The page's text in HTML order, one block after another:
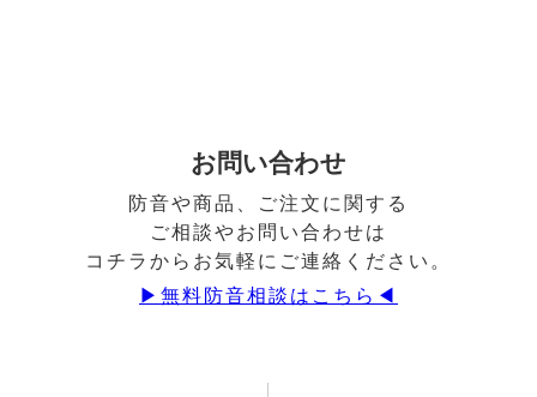
お問い合わせ
防音や商品、ご注文に関する
ご相談やお問い合わせは
コチラからお気軽にご連絡ください。
▶︎無料防音相談はこちら◀︎